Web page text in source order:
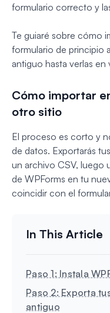
formulario correcto y
Te guiaré sobre cómo
formulario de principio
antiguo hasta verlas
Cómo importar
otro sitio
El proceso es corto y
de datos. Exportarás
un archivo CSV, luego
de WPForms en tu
coincidir con el
Paso 1: Instala
Paso 2: Exporta
antiguo